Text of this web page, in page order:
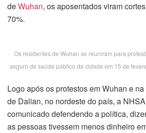
deWuhan, os aposentados viram
70%.
Os residentes de Wuhan se reuniram para
seguro de saúde público da cidade em 15 de
Logo após os protestos em Wuhan e
de Dalian, no nordeste do país, a
comunicado defendendo a política,
as pessoas tivessem menos dinheiro